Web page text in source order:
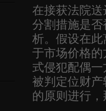
在接获法院
分割措施是
析。假设在
于市场价格
式侵犯配偶
被判定位财
的原则进行